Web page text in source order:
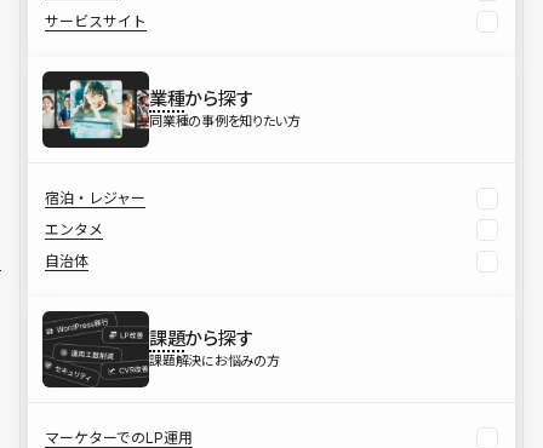
サービスサイト
業種から探す
同業種の事例を知りたい方
宿泊・レジャー
エンタメ
自治体
課題から探す
課題解決にお悩みの方
マーケターでのLP運用